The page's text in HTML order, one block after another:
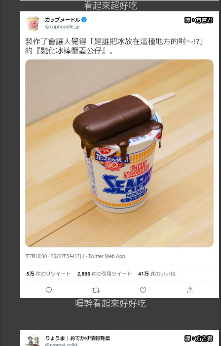
看起來超好吃
喔幹看起來好好吃